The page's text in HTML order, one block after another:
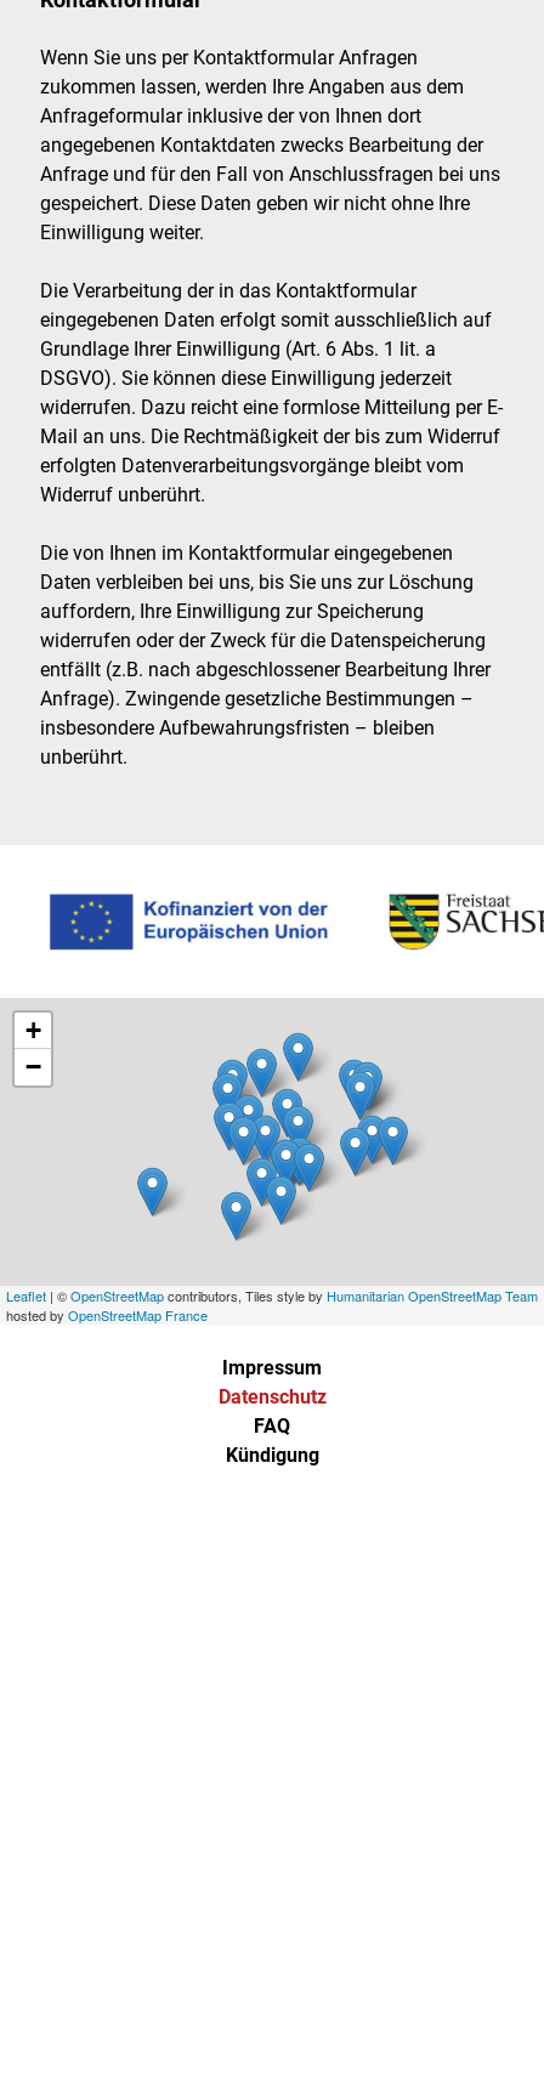
Wenn Sie uns per Kontaktformular Anfragen
zukommen lassen, werden Ihre Angaben aus dem
Anfrageformular inklusive der von Ihnen dort
angegebenen Kontaktdaten zwecks Bearbeitung der
Anfrage und für den Fall von Anschlussfragen bei uns
gespeichert. Diese Daten geben wir nicht ohne Ihre
Einwilligung weiter.
Die Verarbeitung der in das Kontaktformular
eingegebenen Daten erfolgt somit ausschließlich auf
Grundlage Ihrer Einwilligung (Art. 6 Abs. 1 lit. a
DSGVO). Sie können diese Einwilligung jederzeit
widerrufen. Dazu reicht eine formlose Mitteilung per E-
Mail an uns. Die Rechtmäßigkeit der bis zum Widerruf
erfolgten Datenverarbeitungsvorgänge bleibt vom
Widerruf unberührt.
Die von Ihnen im Kontaktformular eingegebenen
Daten verbleiben bei uns, bis Sie uns zur Löschung
auffordern, Ihre Einwilligung zur Speicherung
widerrufen oder der Zweck für die Datenspeicherung
entfällt (z.B. nach abgeschlossener Bearbeitung Ihrer
Anfrage). Zwingende gesetzliche Bestimmungen –
insbesondere Aufbewahrungsfristen – bleiben
unberührt.
+
−
Leaflet | ©OpenStreetMapcontributors, Tiles style by Humanitarian OpenStreetMap Team
hosted by OpenStreetMap France
Impressum
Datenschutz
FAQ
Kündigung